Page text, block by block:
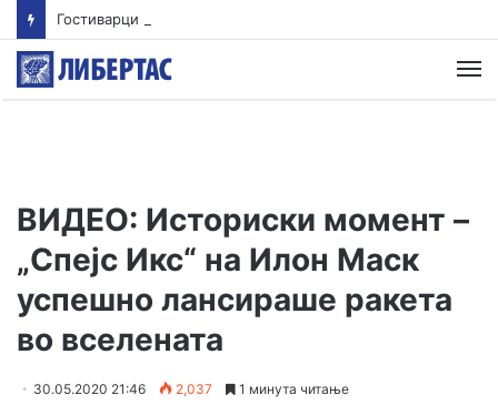
Гостиварци и натаму без пивка вода
ВИДЕО: Историски момент –
„Спејс Икс“ на Илон Маск
успешно лансираше ракета
во вселената
30.05.2020 21:46 2,037 1 минута читање